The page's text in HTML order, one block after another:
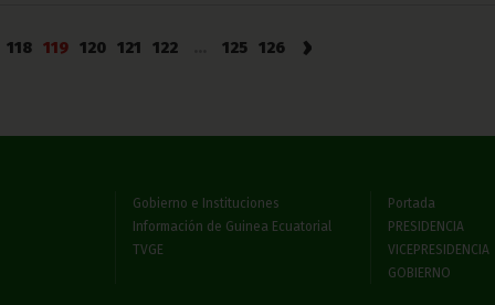
118 119 120 121 122 125 126 ›
Gobierno e Instituciones
Información de Guinea Ecuatorial
TVGE
Portada
PRESIDENCIA
VICEPRESIDENCIA
GOBIERNO